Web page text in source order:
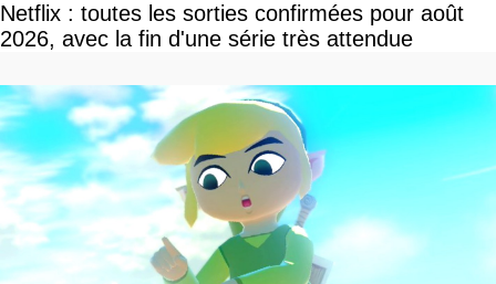
Netflix : toutes les sorties confirmées pour août
2026, avec la fin d'une série très attendue